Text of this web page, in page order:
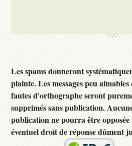
Les spams donneront
plainte. Les messages peu
fautes d'orthographe seront
supprimés sans publication.
publication ne pourra être opposée
éventuel droit de réponse dûment